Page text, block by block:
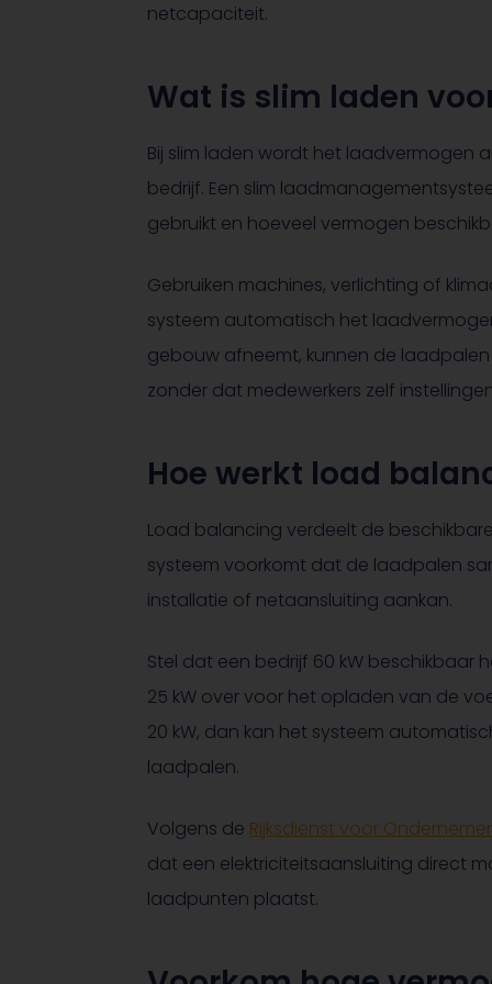
netcapaciteit.
Wat is slim laden
Bij slim laden wordt het
bedrijf. Een slim
gebruikt en hoeveel vermogen
Gebruiken machines, verlichting of
systeem automatisch het
gebouw afneemt, kunnen de
zonder dat medewerkers zelf
Hoe werkt load
Load balancing verdeelt de
systeem voorkomt dat de laadpalen
installatie of netaansluiting aankan.
Stel dat een bedrijf 60 kW beschikbaar
25 kW over voor het opladen van de
20 kW, dan kan het systeem
laadpalen.
Volgens de Rijksdienst voor
dat een elektriciteitsaansluiting direct
laadpunten plaatst.